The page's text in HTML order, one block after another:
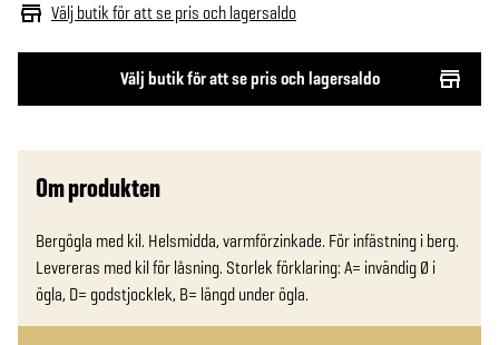
Välj butik för att se pris och lagersaldo
Välj butik för att se pris och lagersaldo
Om produkten
Bergögla med kil. Helsmidda, varmförzinkade. För infästning i berg.
Levereras med kil för låsning. Storlek förklaring: A= invändig Ø i
ögla, D= godstjocklek, B= längd under ögla.